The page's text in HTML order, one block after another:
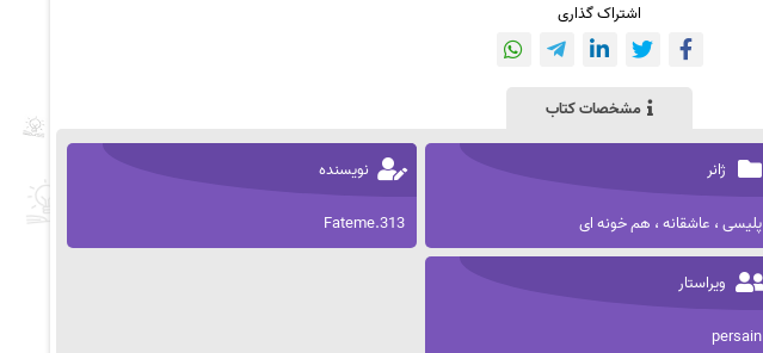
اشتراک گذاری
مشخصات کتاب
ژانر
پلیسی ، عاشقانه ، هم خونه ای
نویسنده
Fateme.313
ویراستار
persain